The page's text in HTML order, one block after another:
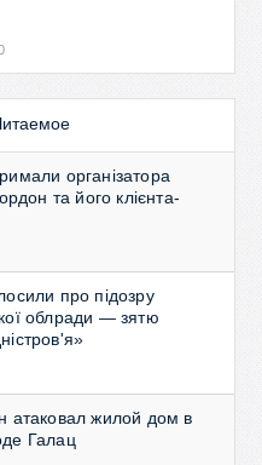
організатора
та його клієнта-
про підозру
облради — зятю
атаковал жилой дом в
Галац